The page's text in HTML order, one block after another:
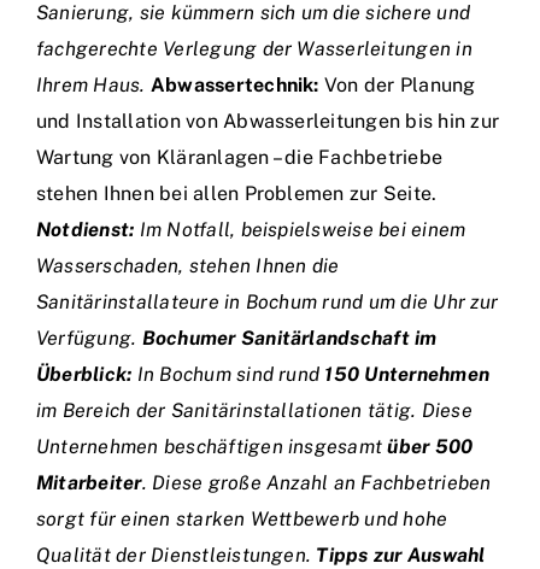
Sanierung, sie kümmern sich um die sichere und
fachgerechte Verlegung der Wasserleitungen in
Ihrem Haus. Abwassertechnik: Von der Planung
und Installation von Abwasserleitungen bis hin zur
Wartung von Kläranlagen – die Fachbetriebe
stehen Ihnen bei allen Problemen zur Seite.
Notdienst: Im Notfall, beispielsweise bei einem
Wasserschaden, stehen Ihnen die
Sanitärinstallateure in Bochum rund um die Uhr zur
Verfügung. Bochumer Sanitärlandschaft im
Überblick: In Bochum sind rund 150 Unternehmen
im Bereich der Sanitärinstallationen tätig. Diese
Unternehmen beschäftigen insgesamtüber 500
Mitarbeiter. Diese große Anzahl an Fachbetrieben
sorgt für einen starken Wettbewerb und hohe
Qualität der Dienstleistungen. Tipps zur Auswahl